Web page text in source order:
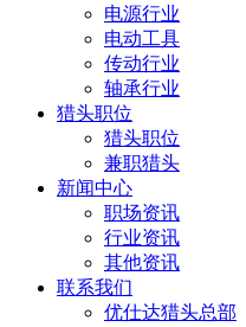
电源行业
电动工具
传动行业
轴承行业
猎头职位
猎头职位
兼职猎头
新闻中心
职场资讯
行业资讯
其他资讯
联系我们
优仕达猎头总部